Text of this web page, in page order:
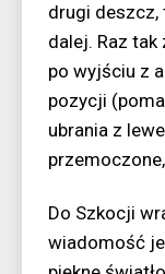
drugi deszcz,
dalej. Raz tak
po wyjściu z
pozycji
ubrania z
Do Szkocji
wiadomość